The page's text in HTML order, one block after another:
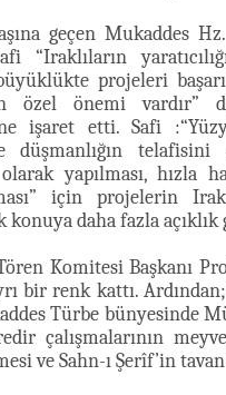
geçen Mukaddes
“Iraklıların
projeleri
özel önemi vardır”
işaret etti. Safi
düşmanlığın
yapılması, hızla
için projelerin
daha fazla açıklık
Komitesi Başkanı
bir renk kattı.
Türbe bünyesinde
çalışmalarının
ve Sahn-ı Şerîf’in